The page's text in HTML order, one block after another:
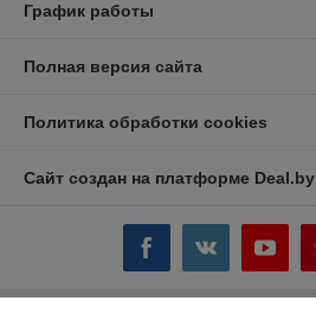
График работы
Полная версия сайта
Политика обработки cookies
Сайт создан на платформе Deal.by